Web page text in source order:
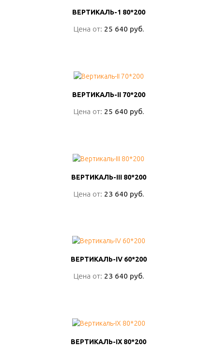
ВЕРТИКАЛЬ-1 80*200
Цена от: 25 640 руб.
ВЕРТИКАЛЬ-1 80*200
Цена от: 25 640 руб.
ВЕРТИКАЛЬ-II 70*200
Цена от: 25 640 руб.
ВЕРТИКАЛЬ-II 70*200
Цена от: 25 640 руб.
ВЕРТИКАЛЬ-III 80*200
Цена от: 23 640 руб.
ВЕРТИКАЛЬ-III 80*200
Цена от: 23 640 руб.
ВЕРТИКАЛЬ-IV 60*200
Цена от: 23 640 руб.
ВЕРТИКАЛЬ-IV 60*200
Цена от: 23 640 руб.
ВЕРТИКАЛЬ-IX 80*200
ВЕРТИКАЛЬ-IX 80*200